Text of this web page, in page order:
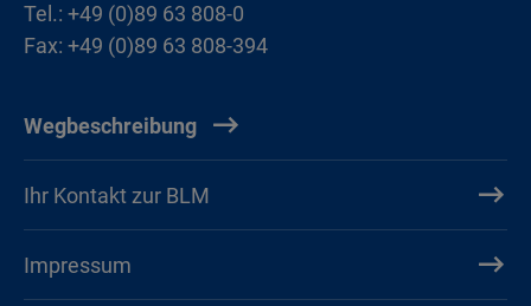
Tel.: +49 (0)89 63 808-0
Fax: +49 (0)89 63 808-394
Wegbeschreibung
Ihr Kontakt zur BLM
Impressum